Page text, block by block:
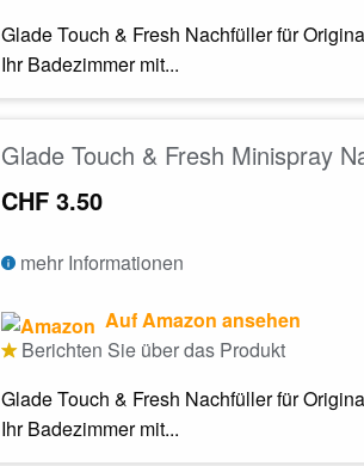
Glade Touch & Fresh Nachfüller für
Ihr Badezimmer mit...
Glade Touch & Fresh Minispray
CHF 3.50
mehr Informationen
Auf Amazon ansehen
Berichten Sie über das Produkt
Glade Touch & Fresh Nachfüller für
Ihr Badezimmer mit...